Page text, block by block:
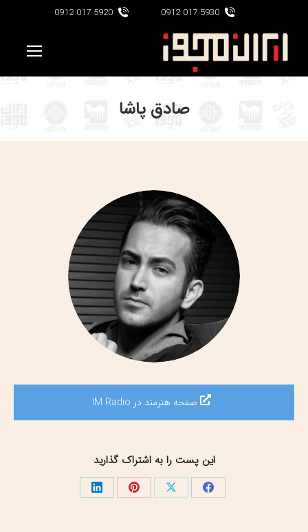
5930 017 0912
5920 017 0912
صادق پاشا
صفحه هنرمند در IM Radio
این پست را به اشتراک گذارید
اشتراک اشتراک اشتراک اشتراک